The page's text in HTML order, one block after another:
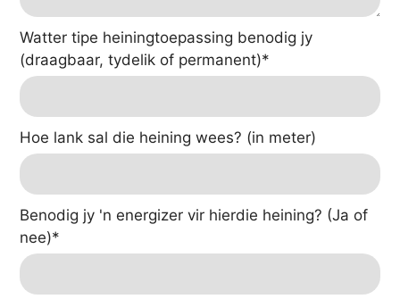
Watter tipe heiningtoepassing benodig jy
(draagbaar, tydelik of permanent)*
Hoe lank sal die heining wees? (in meter)
Benodig jy 'n energizer vir hierdie heining? (Ja of
nee)*